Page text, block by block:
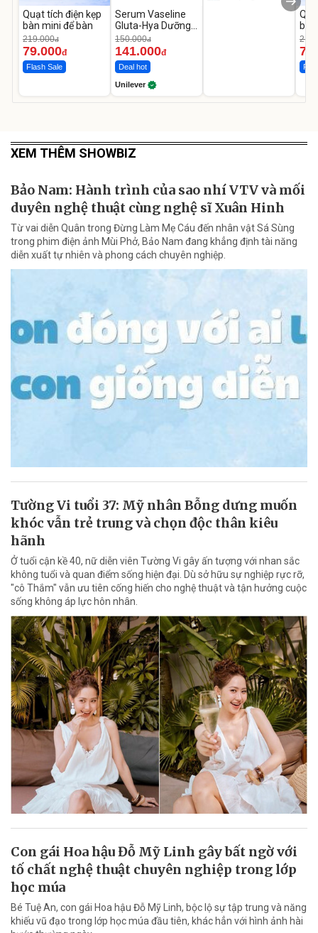
Quạt tích điện kẹp
bàn mini để bàn
219.000đ
79.000đ
Flash Sale
Serum Vaseline
Gluta-Hya Dưỡng
Da Sáng Mịn Sau 7
Ngày
150.000đ
141.000đ
Deal hot
Unilever
XEM THÊM SHOWBIZ
Bảo Nam: Hành trình của sao nhí VTV và mối
duyên nghệ thuật cùng nghệ sĩ Xuân Hinh
Từ vai diễn Quân trong Đừng Làm Mẹ Cáu đến nhân vật Sá Sùng
trong phim điện ảnh Mùi Phở, Bảo Nam đang khẳng định tài năng
diễn xuất tự nhiên và phong cách chuyên nghiệp.
Tường Vi tuổi 37: Mỹ nhân Bỗng dưng muốn
khóc vẫn trẻ trung và chọn độc thân kiêu
hãnh
Ở tuổi cận kề 40, nữ diễn viên Tường Vi gây ấn tượng với nhan sắc
không tuổi và quan điểm sống hiện đại. Dù sở hữu sự nghiệp rực rỡ,
"cô Thắm" vẫn ưu tiên cống hiến cho nghệ thuật và tận hưởng cuộc
sống không áp lực hôn nhân.
Con gái Hoa hậu Đỗ Mỹ Linh gây bất ngờ với
tố chất nghệ thuật chuyên nghiệp trong lớp
học múa
Bé Tuệ An, con gái Hoa hậu Đỗ Mỹ Linh, bộc lộ sự tập trung và năng
khiếu vũ đạo trong lớp học múa đầu tiên, khác hẳn với hình ảnh hài